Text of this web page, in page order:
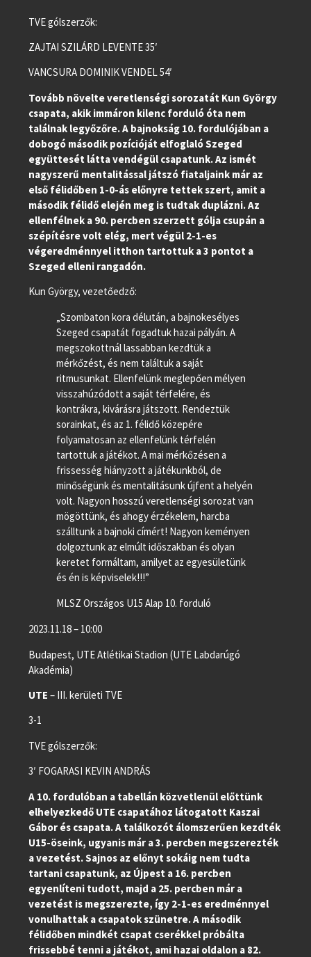
TVE gólszerzők:
ZAJTAI SZILÁRD LEVENTE 35′
VANCSURA DOMINIK VENDEL 54′
Tovább növelte veretlenségi sorozatát Kun György
csapata, akik immáron kilenc forduló óta nem
találnak legyőzőre. A bajnokság 10. fordulójában a
dobogó második pozícióját elfoglaló Szeged
együttesét látta vendégül csapatunk. Az ismét
nagyszerű mentalitással játszó fiataljaink már az
első félidőben 1-0-ás előnyre tettek szert, amit a
második félidő elején meg is tudtak duplázni. Az
ellenfélnek a 90. percben szerzett gólja csupán a
szépítésre volt elég, mert végül 2-1-es
végeredménnyel itthon tartottuk a 3 pontot a
Szeged elleni rangadón.
Kun György, vezetőedző:
„Szombaton kora délután, a bajnokesélyes
Szeged csapatát fogadtuk hazai pályán. A
megszokottnál lassabban kezdtük a
mérkőzést, és nem találtuk a saját
ritmusunkat. Ellenfelünk meglepően mélyen
visszahúzódott a saját térfelére, és
kontrákra, kivárásra játszott. Rendeztük
sorainkat, és az 1. félidő közepére
folyamatosan az ellenfelünk térfelén
tartottuk a játékot. A mai mérkőzésen a
frissesség hiányzott a játékunkból, de
minőségünk és mentalitásunk újfent a helyén
volt. Nagyon hosszú veretlenségi sorozat van
mögöttünk, és ahogy érzékelem, harcba
szálltunk a bajnoki címért! Nagyon keményen
dolgoztunk az elmúlt időszakban és olyan
keretet formáltam, amilyet az egyesületünk
és én is képviselek!!!”
MLSZ Országos U15 Alap 10. forduló
2023.11.18 – 10:00
Budapest, UTE Atlétikai Stadion (UTE Labdarúgó
Akadémia)
UTE – III. kerületi TVE
3-1
TVE gólszerzők:
3′ FOGARASI KEVIN ANDRÁS
A 10. fordulóban a tabellán közvetlenül előttünk
elhelyezkedő UTE csapatához látogatott Kaszai
Gábor és csapata. A találkozót álomszerűen kezdték
U15-öseink, ugyanis már a 3. percben megszerezték
a vezetést. Sajnos az előnyt sokáig nem tudta
tartani csapatunk, az Újpest a 16. percben
egyenlíteni tudott, majd a 25. percben már a
vezetést is megszerezte, így 2-1-es eredménnyel
vonulhattak a csapatok szünetre. A második
félidőben mindkét csapat cserékkel próbálta
frissebbé tenni a játékot, ami hazai oldalon a 82.